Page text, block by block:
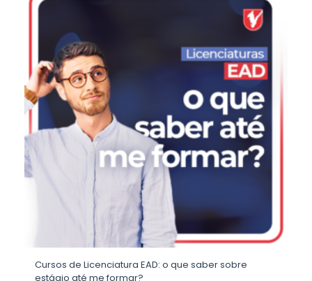
Cursos de Licenciatura EAD: o que saber sobre
estágio até me formar?